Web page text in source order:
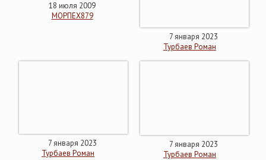
18 июля 2009
МОРПЕХ879
7 января 2023
Турбаев Роман
7 января 2023
Турбаев Роман
7 января 2023
Турбаев Роман